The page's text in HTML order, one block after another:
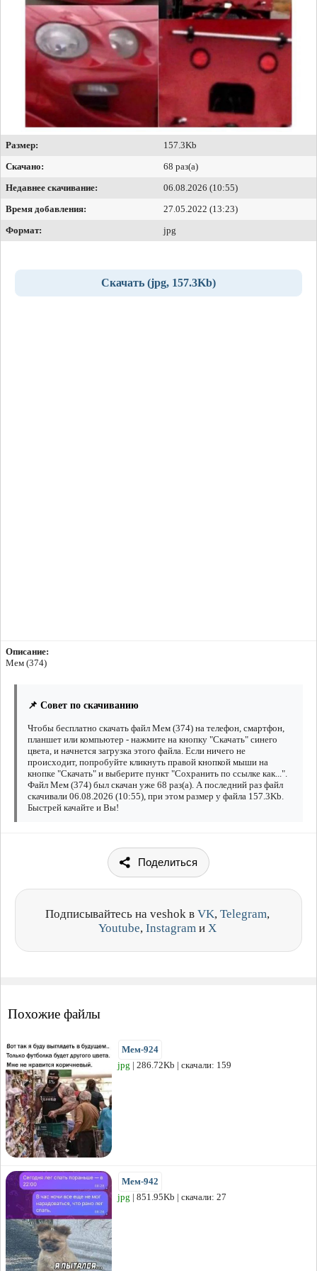
Размер:
157.3Kb
Скачано:
68 раз(а)
Недавнее скачивание:
06.08.2026 (10:55)
Время добавления:
27.05.2022 (13:23)
Формат:
jpg
Скачать (jpg, 157.3Kb)
Описание:
Мем (374)
📌 Совет по скачиванию
Чтобы бесплатно скачать файл Мем (374) на телефон, смартфон,
планшет или компьютер - нажмите на кнопку "Скачать" синего
цвета, и начнется загрузка этого файла. Если ничего не
происходит, попробуйте кликнуть правой кнопкой мыши на
кнопке "Скачать" и выберите пункт "Сохранить по ссылке как...".
Файл Мем (374) был скачан уже 68 раз(а). А последний раз файл
скачивали 06.08.2026 (10:55), при этом размер у файла 157.3Kb.
Быстрей качайте и Вы!
Поделиться
Подписывайтесь на veshok в VK, Telegram,
Youtube, Instagram и X
Похожие файлы
Мем-924
jpg | 286.72Kb | скачали: 159
Мем-942
jpg | 851.95Kb | скачали: 27